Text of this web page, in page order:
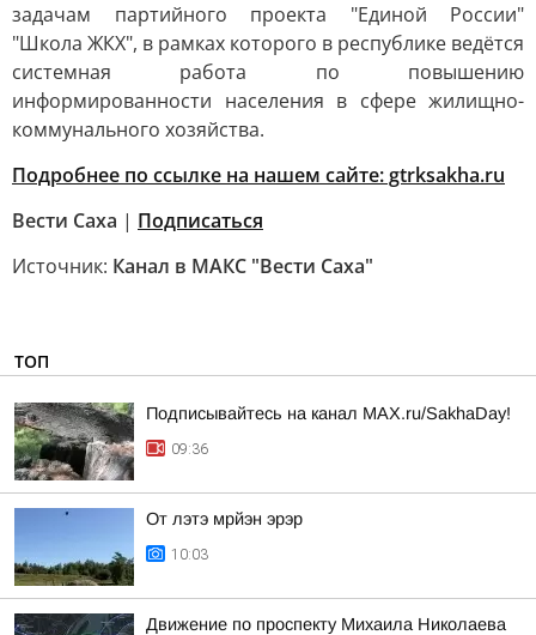
задачам партийного проекта "Единой России"
"Школа ЖКХ", в рамках которого в республике ведётся
системная работа по повышению
информированности населения в сфере жилищно-
коммунального хозяйства.
Подробнее по ссылке на нашем сайте: gtrksakha.ru
Вести Саха | Подписаться
Источник: Канал в МАКС "Вести Саха"
ТОП
Подписывайтесь на канал MAX.ru/SakhaDay!
09:36
От лэтэ мрйэн эрэр
10:03
Движение по проспекту Михаила Николаева